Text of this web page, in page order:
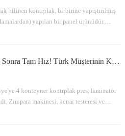
bilinen kontrplak, birbirine yapıştırılmış
yapılan bir panel ürünüdür.
Dragon Boat Festivali'nden Sonra Tam Hız! Türk Müşterinin Kontrplak Ekipmanları Sete Girdi
4 konteyner kontrplak pres, laminatör
Zımpara makinesi, kenar testeresi ve